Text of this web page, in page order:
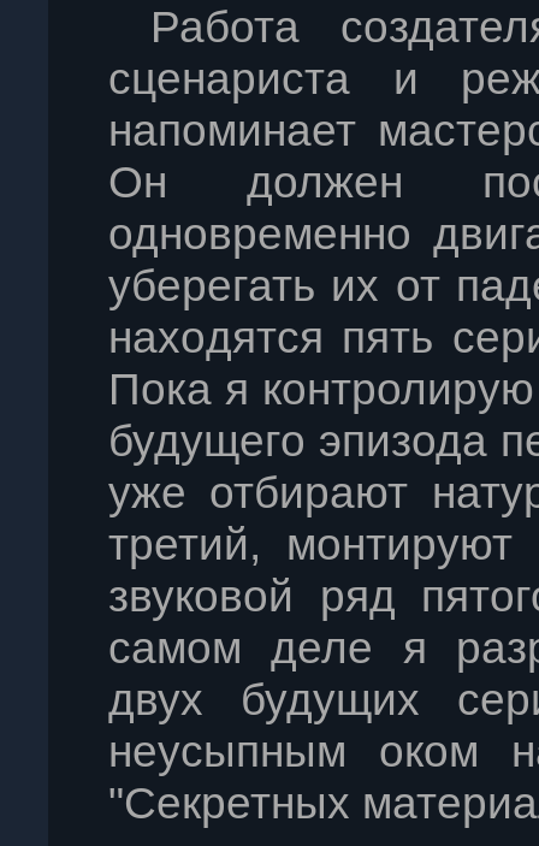
Работа
сценариста и
напоминает
Он должен
одновременно
уберегать их от
нахoдятся пять
Пока я
будущего эпизода
уже отбирают
третий,
звуковой ряд
самом деле я
двух будущих
неусыпным оком
"Секретных